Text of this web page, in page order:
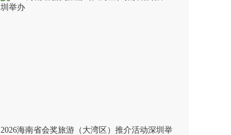
2026海南省会奖旅游（大湾区）推介活动深圳举